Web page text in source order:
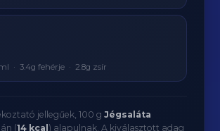
· 3.4g fehérje · 2.8g zsír
jellegűek, 100 gJégsaláta
(14 kcal ) alapulnak. A kiválasztott adag